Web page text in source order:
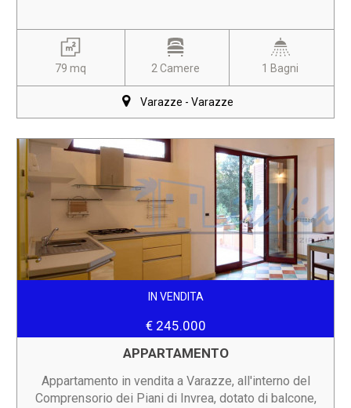
79 mq 2 Camere 1 Bagni
Varazze - Varazze
IN VENDITA
€ 245.000
APPARTAMENTO
Appartamento in vendita a Varazze, all'interno del
Comprensorio dei Piani di Invrea, dotato di balcone,